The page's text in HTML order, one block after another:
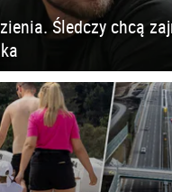
Śledczy chcą